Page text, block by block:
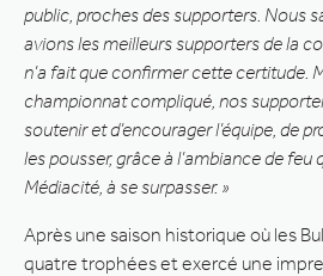
public, proches des supporters. Nous
avions les meilleurs supporters de la
n’a fait que confirmer cette certitude.
championnat compliqué, nos
soutenir et d’encourager l’équipe, de
les pousser, grâce à l’ambiance de feu
Médiacité, à se surpasser. »
Après une saison historique où les
quatre trophées et exercé une